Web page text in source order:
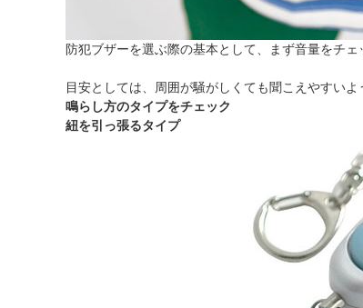
防犯ブザーを選ぶ際の基本として、まず音量をチ
目安としては、周囲が騒がしくても聞こえやすい
鳴らし方のタイプをチェック
紐を引っ張るタイプ